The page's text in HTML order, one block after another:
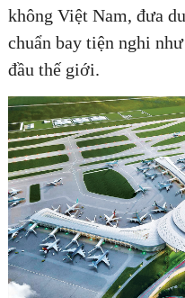
không Việt Nam, đưa
chuẩn bay tiện nghi
đầu thế giới.